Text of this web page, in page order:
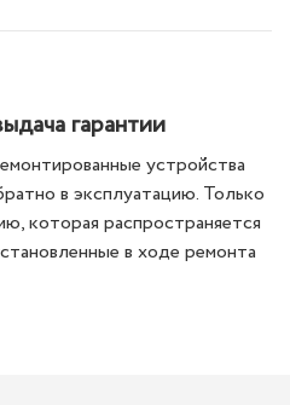
гарантии
устройства
в эксплуатацию. Только
которая распространяется
в ходе ремонта